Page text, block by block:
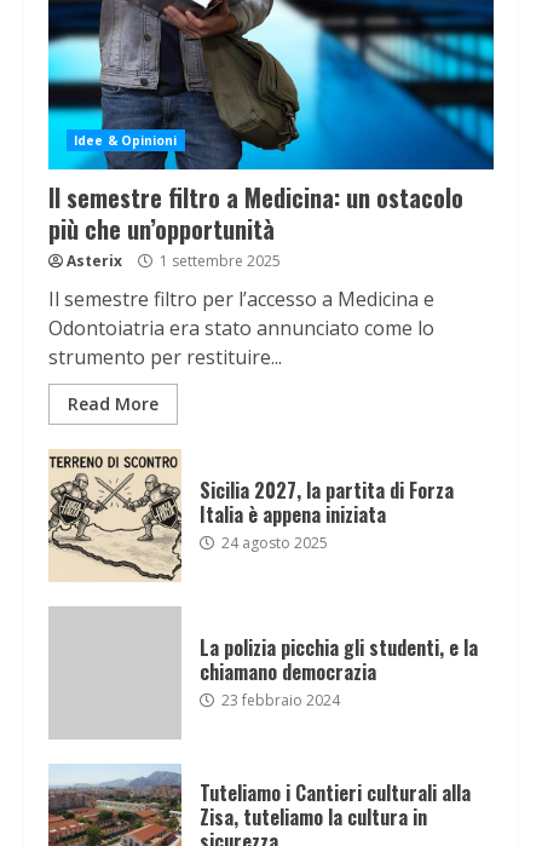
Idee & Opinioni
Il semestre filtro a Medicina: un ostacolo
più che un’opportunità
Asterix 1 settembre 2025
Il semestre filtro per l’accesso a Medicina e
Odontoiatria era stato annunciato come lo
strumento per restituire...
Read More
Sicilia 2027, la partita di Forza
Italia è appena iniziata
24 agosto 2025
La polizia picchia gli studenti, e la
chiamano democrazia
23 febbraio 2024
Tuteliamo i Cantieri culturali alla
Zisa, tuteliamo la cultura in